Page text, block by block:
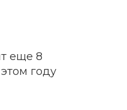
еще 8
году